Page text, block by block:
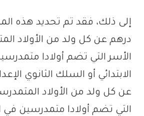
درهم عن كل ولد من الأولاد
الأسر التي تضم أولادا
عن كل ولد من الأولاد
التي تضم أولادا متمدرسين في